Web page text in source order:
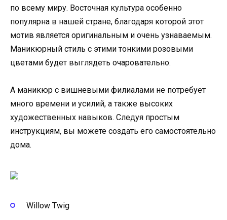
по всему миру. Восточная культура особенно
популярна в нашей стране, благодаря которой этот
мотив является оригинальным и очень узнаваемым.
Маникюрный стиль с этими тонкими розовыми
цветами будет выглядеть очаровательно.
А маникюр с вишневыми филиалами не потребует
много времени и усилий, а также высоких
художественных навыков. Следуя простым
инструкциям, вы можете создать его самостоятельно
дома.
Willow Twig